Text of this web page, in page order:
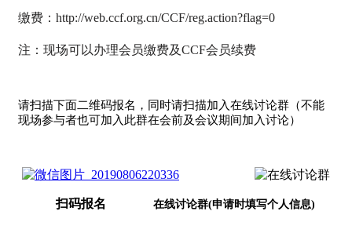
缴费： http://web.ccf.org.cn/CCF/reg.action?flag=0
注：现场可以办理会员缴费及CCF会员续费
请扫描下面二维码报名，同时请扫描加入在线讨论群（不能
现场参与者也可加入此群在会前及会议期间加入讨论）
扫码报名 在线讨论群(申请时填写个人信息)